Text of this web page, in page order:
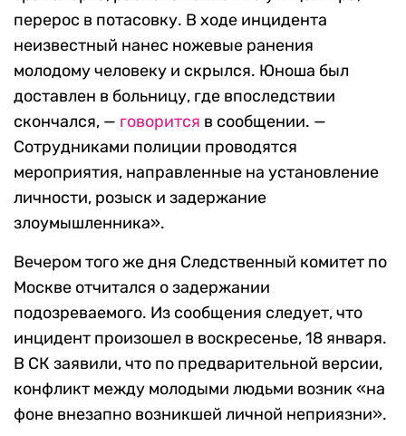
перерос в потасовку. В ходе инцидента
неизвестный нанес ножевые ранения
молодому человеку и скрылся. Юноша был
доставлен в больницу, где впоследствии
скончался, — говорится в сообщении. —
Сотрудниками полиции проводятся
мероприятия, направленные на установление
личности, розыск и задержание
злоумышленника».
Вечером того же дня Следственный комитет по
Москве отчитался о задержании
подозреваемого. Из сообщения следует, что
инцидент произошел в воскресенье, 18 января.
В СК заявили, что по предварительной версии,
конфликт между молодыми людьми возник «на
фоне внезапно возникшей личной неприязни».